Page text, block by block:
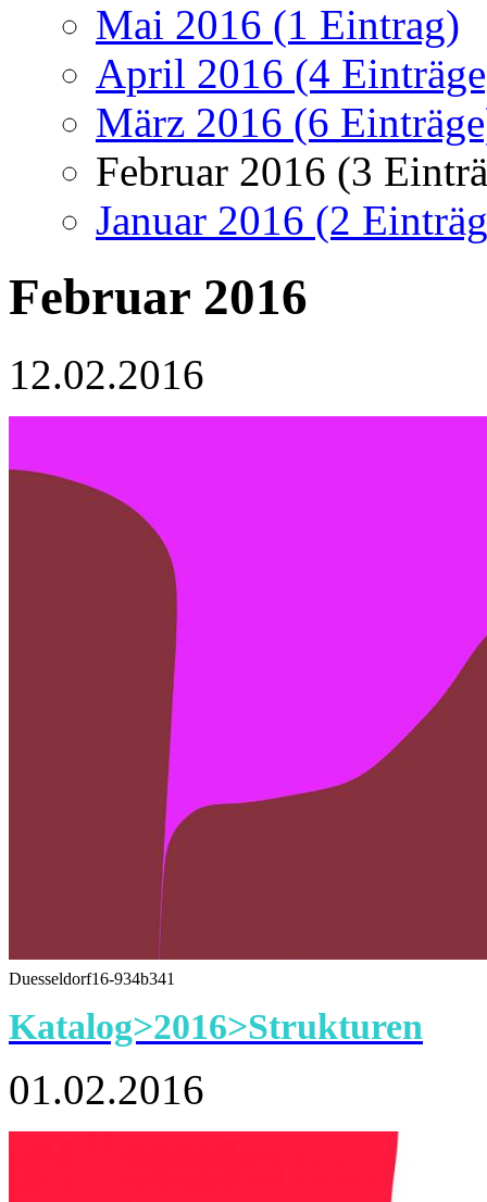
Mai 2016 (1 Eintrag)
April 2016 (4
März 2016 (6
Februar 2016 (3
Januar 2016 (2
Februar 2016
12.02.2016
Duesseldorf16-934b341
Katalog>2016>Strukturen
01.02.2016